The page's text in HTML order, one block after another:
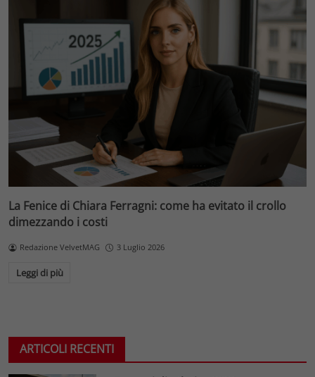
La Fenice di Chiara Ferragni: come ha evitato il crollo
dimezzando i costi
Redazione VelvetMAG 3 Luglio 2026
Leggi di più
ARTICOLI RECENTI